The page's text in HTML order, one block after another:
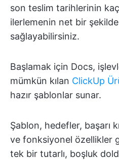
son teslim tarihlerinin
ilerlemenin net bir
sağlayabilirsiniz.
Başlamak için Docs,
mümkün kılan ClickUp
hazır şablonlar sunar.
Şablon, hedefler, başarı
ve fonksiyonel özellikler
tek bir tutarlı, boşluk